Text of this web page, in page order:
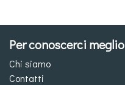
Per conoscerci meglio
Chi siamo
Contatti